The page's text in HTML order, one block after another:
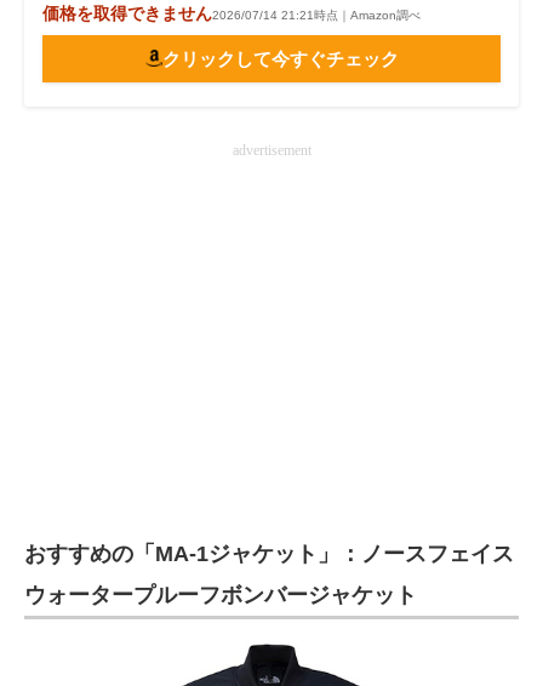
価格を取得できません2026/07/14 21:21時点｜Amazon調べ
クリックして今すぐチェック
advertisement
おすすめの「MA-1ジャケット」：ノースフェイス
ウォータープルーフボンバージャケット